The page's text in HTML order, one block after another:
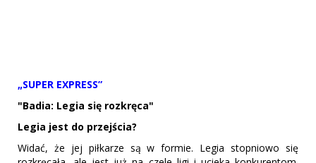
„SUPER EXPRESS”
"Badia: Legia się rozkręca"
Legia jest do przejścia?
Widać, że jej piłkarze są w formie. Legia stopniowo się